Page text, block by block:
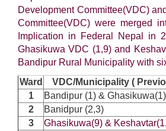
Development Committee(VDC)
Committee(VDC) were merged
Implication in Federal Nepal in
Ghasikuwa VDC (1,9) and
Bandipur Rural Municipality with
Ward
VDC/Municipality (
1
Bandipur (1) & Ghasikuwa(1)
2
Banidpur (2,3)
3
Ghasikuwa(9) &